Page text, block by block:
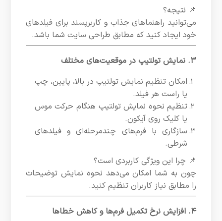
📌 نتیجه؟
می‌توانید راهنماهای جذاب و کاربرپسند برای فیلدهای
خود ایجاد کنید که مطابق طراحی سایت شما باشد.
۳. نمایش تولتیپ در موقعیت‌های مختلف
امکان تنظیم نمایش تولتیپ در بالا، پایین، چپ
یا راست هر فیلد.
تنظیم نحوه نمایش تولتیپ هنگام حرکت موس
یا کلیک روی آیکون.
سازگاری با فرم‌های چندمرحله‌ای و فیلدهای
شرطی.
📌 چرا این ویژگی کاربردی است؟
چون به شما امکان می‌دهد نحوه نمایش توضیحات
را مطابق نیاز کاربران تنظیم کنید.
۴. افزایش نرخ تکمیل فرم‌ها و کاهش خطاها